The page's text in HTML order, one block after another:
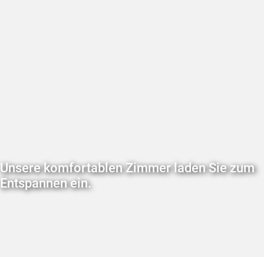
Unsere komfortablen Zimmer laden Sie zum
Entspannen ein.